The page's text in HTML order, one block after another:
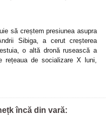
să creștem presiunea asupra
Sibiga, a cerut creșterea
o altă dronă rusească a
de socializare X luni,
încă din vară: